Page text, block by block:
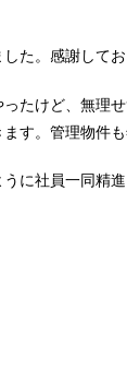
た。感謝してお
たけど、無理
す。管理物件
に社員一同精